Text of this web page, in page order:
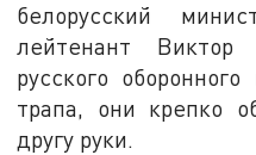
белорусский
лейтенант
русского
трапа, они крепко
другу руки.